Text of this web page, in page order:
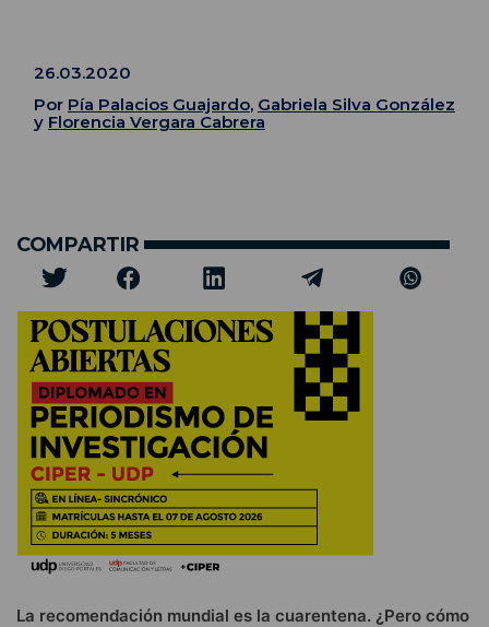
26.03.2020
Por Pía Palacios Guajardo, Gabriela Silva González
y Florencia Vergara Cabrera
COMPARTIR
La recomendación mundial es la cuarentena. ¿Pero cómo